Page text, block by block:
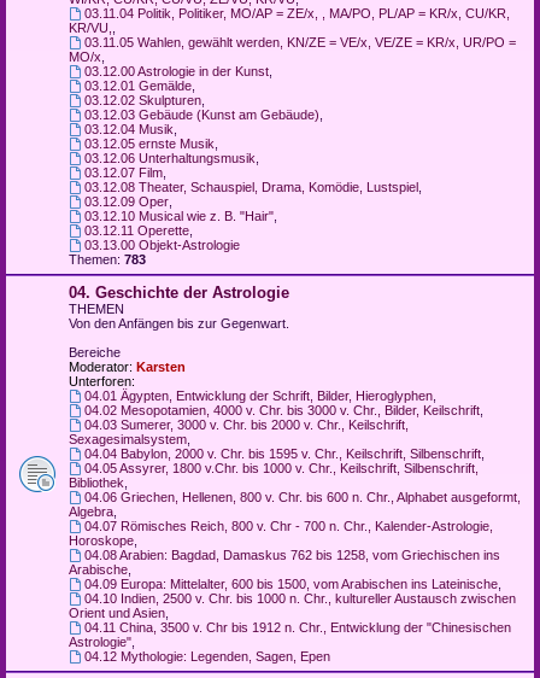
03.11.04 Politik, Politiker, MO/AP = ZE/x, , MA/PO, PL/AP = KR/x, CU/KR,
KR/VU,
03.11.05 Wahlen, gewählt werden, KN/ZE = VE/x, VE/ZE = KR/x, UR/PO =
MO/x
03.12.00 Astrologie in der Kunst,
03.12.01 Gemälde,
03.12.02 Skulpturen,
03.12.03 Gebäude (Kunst am Gebäude)
03.12.04 Musik
03.12.05 ernste Musik
03.12.06 Unterhaltungsmusik
03.12.07 Film,
03.12.08 Theater, Schauspiel, Drama, Komödie, Lustspiel,
03.12.09 Oper,
03.12.10 Musical wie z. B. "Hair",
03.12.11 Operette,
03.13.00 Objekt-Astrologie
Themen: 783
04. Geschichte der Astrologie
THEMEN
Von den Anfängen bis zur Gegenwart.
Bereiche
Moderator: Karsten
Unterforen:
04.01 Ägypten, Entwicklung der Schrift, Bilder, Hieroglyphen,
04.02 Mesopotamien, 4000 v. Chr. bis 3000 v. Chr., Bilder, Keilschrift,
04.03 Sumerer, 3000 v. Chr. bis 2000 v. Chr., Keilschrift,
Sexagesimalsystem
04.04 Babylon, 2000 v. Chr. bis 1595 v. Chr., Keilschrift, Silbenschrift,
04.05 Assyrer, 1800 v.Chr. bis 1000 v. Chr., Keilschrift, Silbenschrift,
Bibliothek
04.06 Griechen, Hellenen, 800 v. Chr. bis 600 n. Chr., Alphabet ausgeformt,
Algebra
04.07 Römisches Reich, 800 v. Chr - 700 n. Chr., Kalender-Astrologie,
Horoskope
04.08 Arabien: Bagdad, Damaskus 762 bis 1258, vom Griechischen ins
Arabische
04.09 Europa: Mittelalter, 600 bis 1500, vom Arabischen ins Lateinische,
04.10 Indien, 2500 v. Chr. bis 1000 n. Chr., kultureller Austausch zwischen
Orient und Asien
04.11 China, 3500 v. Chr bis 1912 n. Chr., Entwicklung der "Chinesischen
Astrologie"
04.12 Mythologie: Legenden, Sagen, Epen